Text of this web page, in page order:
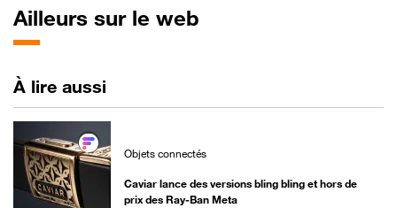
Ailleurs sur le web
À lire aussi
Objets connectés
Caviar lance des versions bling bling et hors de
prix des Ray-Ban Meta